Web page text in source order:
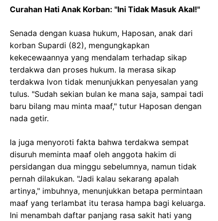
Curahan Hati Anak Korban: "Ini Tidak Masuk Akal!"
Senada dengan kuasa hukum, Haposan, anak dari
korban Supardi (82), mengungkapkan
kekecewaannya yang mendalam terhadap sikap
terdakwa dan proses hukum. Ia merasa sikap
terdakwa Ivon tidak menunjukkan penyesalan yang
tulus. "Sudah sekian bulan ke mana saja, sampai tadi
baru bilang mau minta maaf," tutur Haposan dengan
nada getir.
Ia juga menyoroti fakta bahwa terdakwa sempat
disuruh meminta maaf oleh anggota hakim di
persidangan dua minggu sebelumnya, namun tidak
pernah dilakukan. "Jadi kalau sekarang apalah
artinya," imbuhnya, menunjukkan betapa permintaan
maaf yang terlambat itu terasa hampa bagi keluarga.
Ini menambah daftar panjang rasa sakit hati yang